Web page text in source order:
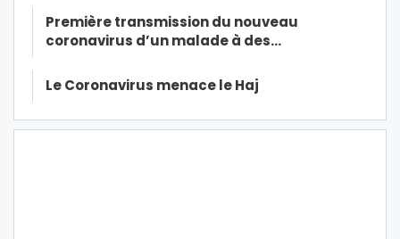
Première transmission du nouveau
coronavirus d’un malade à des…
Le Coronavirus menace le Haj